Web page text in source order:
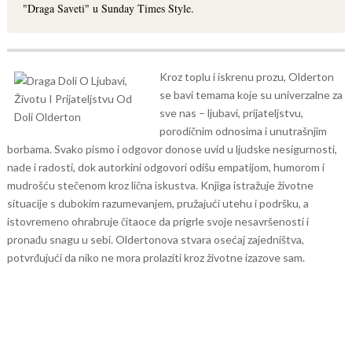
"Draga Saveti" u Sunday Times Style.
Kroz toplu i iskrenu prozu, Olderton
se bavi temama koje su univerzalne za
sve nas – ljubavi, prijateljstvu,
porodičnim odnosima i unutrašnjim
borbama. Svako pismo i odgovor donose uvid u ljudske nesigurnosti,
nade i radosti, dok autorkini odgovori odišu empatijom, humorom i
mudrošću stečenom kroz lična iskustva. Knjiga istražuje životne
situacije s dubokim razumevanjem, pružajući utehu i podršku, a
istovremeno ohrabruje čitaoce da prigrle svoje nesavršenosti i
pronađu snagu u sebi. Oldertonova stvara osećaj zajedništva,
potvrđujući da niko ne mora prolaziti kroz životne izazove sam.